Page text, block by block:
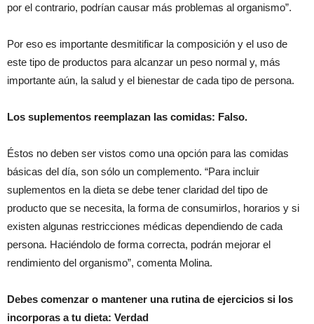
por el contrario, podrían causar más problemas al organismo”.
Por eso es importante desmitificar la composición y el uso de
este tipo de productos para alcanzar un peso normal y, más
importante aún, la salud y el bienestar de cada tipo de persona.
Los suplementos reemplazan las comidas: Falso.
Éstos no deben ser vistos como una opción para las comidas
básicas del día, son sólo un complemento. “Para incluir
suplementos en la dieta se debe tener claridad del tipo de
producto que se necesita, la forma de consumirlos, horarios y si
existen algunas restricciones médicas dependiendo de cada
persona. Haciéndolo de forma correcta, podrán mejorar el
rendimiento del organismo”, comenta Molina.
Debes comenzar o mantener una rutina de ejercicios si los
incorporas a tu dieta: Verdad